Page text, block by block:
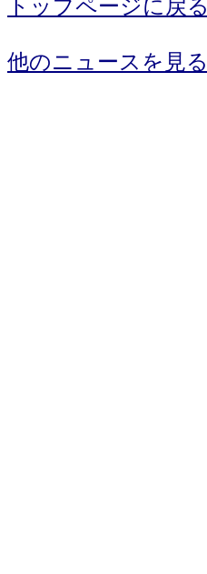
トップページに戻る
他のニュースを見る